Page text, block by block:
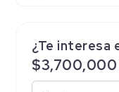
¿Te interesa
$3,700,000